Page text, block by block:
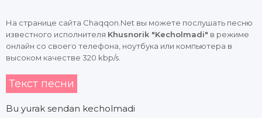
На странице сайта Chaqqon.Net вы можете послушать песню
известного исполнителя Khusnorik "Kecholmadi" в режиме
онлайн со своего телефона, ноутбука или компьютера в
высоком качестве 320 kbp/s.
Текст песни
Bu yurak sendan kecholmadi